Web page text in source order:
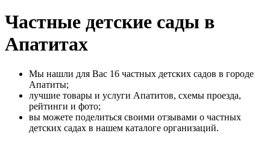
Частные детские сады в
Апатитах
Мы нашли для Вас 16 частных детских садов в городе
Апатиты;
лучшие товары и услуги Апатитов, схемы проезда,
рейтинги и фото;
вы можете поделиться своими отзывами о частных
детских садах в нашем каталоге организаций.